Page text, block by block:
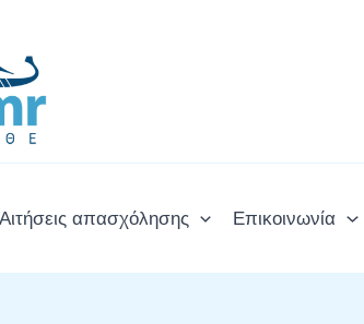
Αιτήσεις απασχόλησης Επικοινωνία